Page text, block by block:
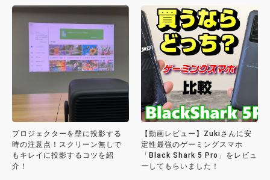
プロジェクターを壁に投影する
時の注意点！スクリーン無しで
もキレイに投影するコツを紹
介！
【動画レビュー】Zukiさんに安
定性最強のゲーミングスマホ
「Black Shark 5 Pro」をレビュ
ーしてもらいました！